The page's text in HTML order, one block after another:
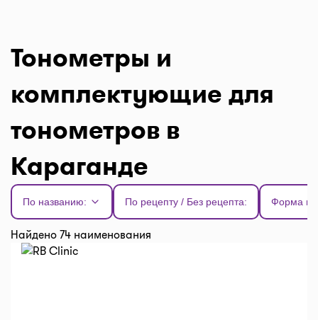
Тонометры и
комплектующие для
тонометров в
Караганде
По названию: По рецепту / Без рецепта: Форма
Найдено 74 наименования